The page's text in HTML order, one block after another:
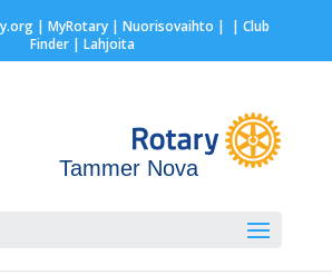
| MyRotary | Nuorisovaihto | | Club
Finder| Lahjoita
Tammer Nova